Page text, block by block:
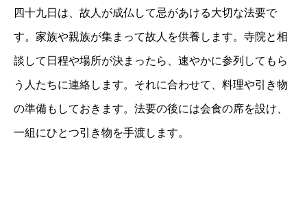
四十九日は、故人が成仏して忌があける大切な法要で
す。家族や親族が集まって故人を供養します。寺院と相
談して日程や場所が決まったら、速やかに参列してもら
う人たちに連絡します。それに合わせて、料理や引き物
の準備もしておきます。法要の後には会食の席を設け、
一組にひとつ引き物を手渡します。